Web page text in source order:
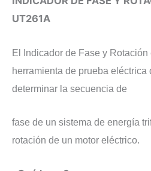
UT261A
​El Indicador de Fase y
herramienta de prueba eléctrica
determinar la secuencia de
fase de un sistema de energía
rotación de un motor eléctrico.